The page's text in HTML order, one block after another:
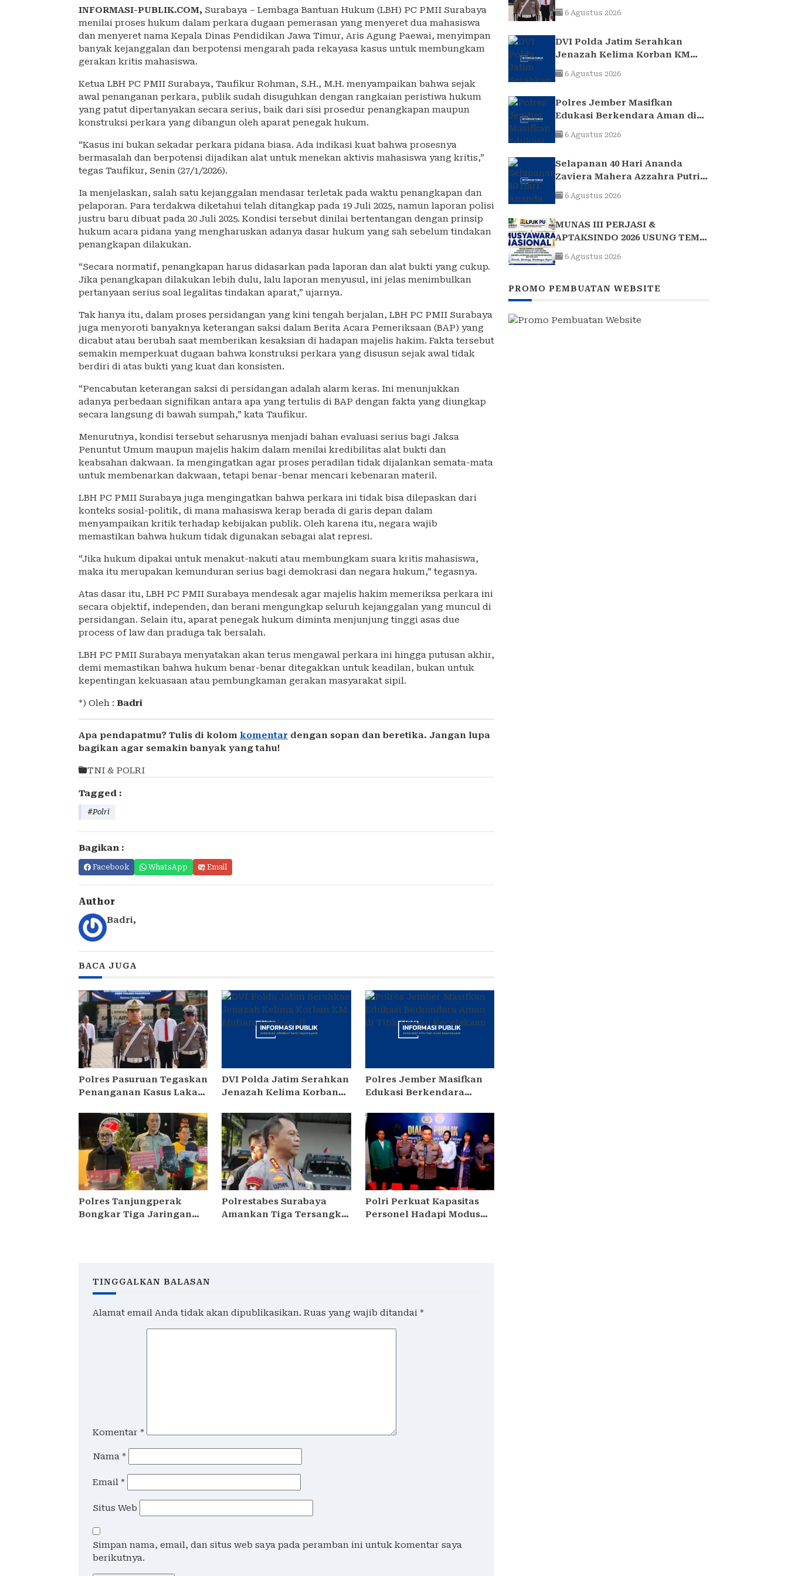
INFORMASI-PUBLIK.COM, Surabaya – Lembaga Bantuan Hukum (LBH) PC PMII Surabaya
menilai proses hukum dalam perkara dugaan pemerasan yang menyeret dua mahasiswa
dan menyeret nama Kepala Dinas Pendidikan Jawa Timur, Aris Agung Paewai, menyimpan
banyak kejanggalan dan berpotensi mengarah pada rekayasa kasus untuk membungkam
gerakan kritis mahasiswa.
Ketua LBH PC PMII Surabaya, Taufikur Rohman, S.H., M.H. menyampaikan bahwa sejak
awal penanganan perkara, publik sudah disuguhkan dengan rangkaian peristiwa hukum
yang patut dipertanyakan secara serius, baik dari sisi prosedur penangkapan maupun
konstruksi perkara yang dibangun oleh aparat penegak hukum.
“Kasus ini bukan sekadar perkara pidana biasa. Ada indikasi kuat bahwa prosesnya
bermasalah dan berpotensi dijadikan alat untuk menekan aktivis mahasiswa yang kritis,”
tegas Taufikur, Senin (27/1/2026).
Ia menjelaskan, salah satu kejanggalan mendasar terletak pada waktu penangkapan dan
pelaporan. Para terdakwa diketahui telah ditangkap pada 19 Juli 2025, namun laporan polisi
justru baru dibuat pada 20 Juli 2025. Kondisi tersebut dinilai bertentangan dengan prinsip
hukum acara pidana yang mengharuskan adanya dasar hukum yang sah sebelum tindakan
penangkapan dilakukan.
“Secara normatif, penangkapan harus didasarkan pada laporan dan alat bukti yang cukup.
Jika penangkapan dilakukan lebih dulu, lalu laporan menyusul, ini jelas menimbulkan
pertanyaan serius soal legalitas tindakan aparat,” ujarnya.
Tak hanya itu, dalam proses persidangan yang kini tengah berjalan, LBH PC PMII Surabaya
juga menyoroti banyaknya keterangan saksi dalam Berita Acara Pemeriksaan (BAP) yang
dicabut atau berubah saat memberikan kesaksian di hadapan majelis hakim. Fakta tersebut
semakin memperkuat dugaan bahwa konstruksi perkara yang disusun sejak awal tidak
berdiri di atas bukti yang kuat dan konsisten.
“Pencabutan keterangan saksi di persidangan adalah alarm keras. Ini menunjukkan
adanya perbedaan signifikan antara apa yang tertulis di BAP dengan fakta yang diungkap
secara langsung di bawah sumpah,” kata Taufikur.
Menurutnya, kondisi tersebut seharusnya menjadi bahan evaluasi serius bagi Jaksa
Penuntut Umum maupun majelis hakim dalam menilai kredibilitas alat bukti dan
keabsahan dakwaan. Ia mengingatkan agar proses peradilan tidak dijalankan semata-mata
untuk membenarkan dakwaan, tetapi benar-benar mencari kebenaran materil.
LBH PC PMII Surabaya juga mengingatkan bahwa perkara ini tidak bisa dilepaskan dari
konteks sosial-politik, di mana mahasiswa kerap berada di garis depan dalam
menyampaikan kritik terhadap kebijakan publik. Oleh karena itu, negara wajib
memastikan bahwa hukum tidak digunakan sebagai alat represi.
“Jika hukum dipakai untuk menakut-nakuti atau membungkam suara kritis mahasiswa,
maka itu merupakan kemunduran serius bagi demokrasi dan negara hukum,” tegasnya.
Atas dasar itu, LBH PC PMII Surabaya mendesak agar majelis hakim memeriksa perkara ini
secara objektif, independen, dan berani mengungkap seluruh kejanggalan yang muncul di
persidangan. Selain itu, aparat penegak hukum diminta menjunjung tinggi asas due
process of law dan praduga tak bersalah.
LBH PC PMII Surabaya menyatakan akan terus mengawal perkara ini hingga putusan akhir,
demi memastikan bahwa hukum benar-benar ditegakkan untuk keadilan, bukan untuk
kepentingan kekuasaan atau pembungkaman gerakan masyarakat sipil.
*) Oleh : Badri
Apa pendapatmu? Tulis di kolom komentar dengan sopan dan beretika. Jangan lupa
bagikan agar semakin banyak yang tahu!
TNI & POLRI
Tagged :
#Polri
Bagikan :
Facebook WhatsApp Email
Author
Badri,
BACA JUGA
Polres Pasuruan Tegaskan
Penanganan Kasus Laka
dan Berkekuatan Hukum
Tetap
DVI Polda Jatim Serahkan
Jenazah Kelima Korban
Polres Jember Masifkan
Edukasi Berkendara
Kecelakaan
Polres Tanjungperak
Bongkar Tiga Jaringan
Polrestabes Surabaya
Amankan Tiga Tersangka
Polri Perkuat Kapasitas
Personel Hadapi Modus
TINGGALKAN BALASAN
Alamat email Anda tidak akan dipublikasikan. Ruas yang wajib ditandai *
Komentar *
Nama *
Email *
Situs Web
Simpan nama, email, dan situs web saya pada peramban ini untuk komentar saya
berikutnya.
2017 Telah Tuntas dan
Berkekuatan Hukum Tetap
6 Agustus 2026
DVI Polda Jatim Serahkan
Jenazah Kelima Korban KM
Mutiara Sentosa II
6 Agustus 2026
Polres Jember Masifkan
Edukasi Berkendara Aman di
Titik Rawan Kecelakaan
6 Agustus 2026
Selapanan 40 Hari Ananda
Zaviera Mahera Azzahra Putri
Berlangsung Khidmat dan
Penuh Kebersamaan
6 Agustus 2026
MUNAS III PERJASI &
APTAKSINDO 2026 USUNG TEMA
“BERSATU, BERKARYA,
MEMBANGUN NEGERI”: 15 BPP
6 Agustus 2026
PROMO PEMBUATAN WEBSITE